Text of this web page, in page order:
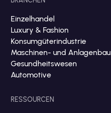
Einzelhandel
Luxury & Fashion
Konsumgüterindustrie
Maschinen- und Anlagenbau
Gesundheitswesen
Automotive
RESSOURCEN